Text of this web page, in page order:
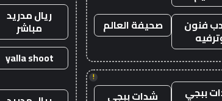
فنون صحيفة العالم
!
ببجي شدات ببجي
ريال مدريد
مباشر
yalla shoot